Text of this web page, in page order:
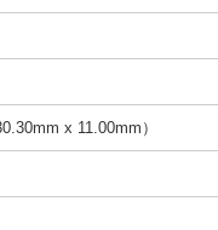
x 11.00mm）